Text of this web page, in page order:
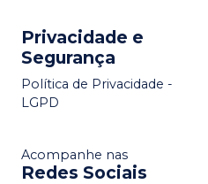
Privacidade e
Segurança
Política de Privacidade -
LGPD
Acompanhe nas
Redes Sociais